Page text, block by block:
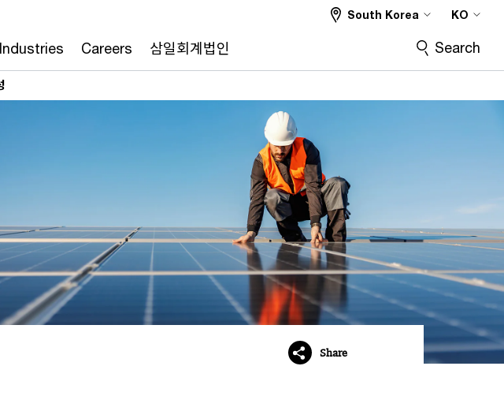
Industries Careers 삼일회계법인
South Korea KO
Search
Share